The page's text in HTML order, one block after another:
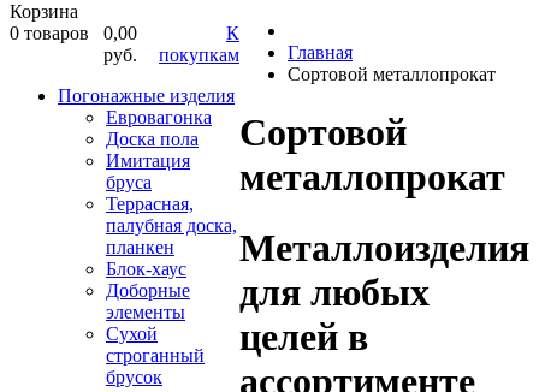
Корзина
0 товаров
0,00
руб.
К
покупкам
Погонажные изделия
Евровагонка
Доска пола
Имитация
бруса
Террасная,
палубная доска,
планкен
Блок-хаус
Доборные
элементы
Сухой
строганный
брусок
Главная
Сортовой металлопрокат
Сортовой
металлопрокат
Металлоизделия
для любых
целей в
ассортименте